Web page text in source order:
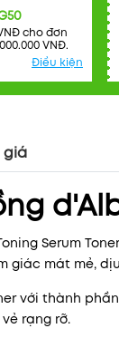
cho đơn
VNĐ.
Điều kiện
giá
Serum
giác mát mẻ,
với thành
rạng rỡ.